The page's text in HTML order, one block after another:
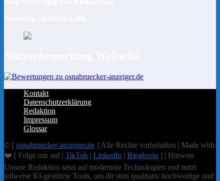
Kontakt
Datenschutzerklärung
Redaktion
Impressum
Glossar
© [ osnabruecker-anzeiger.de ] Alle Rechte vorbehalten | Made with
❤️ [ Folge mir auf | TikTok | LinkedIn | Bloglovin ] | Hinweis
Unsere Redaktion setzt auf modernste Technologien und nutzt
teilweise KI-gestützte Tools, um dir stets qualitativ hochwertige und